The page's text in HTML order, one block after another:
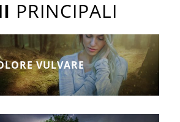
PRINCIPALI
VULVARE